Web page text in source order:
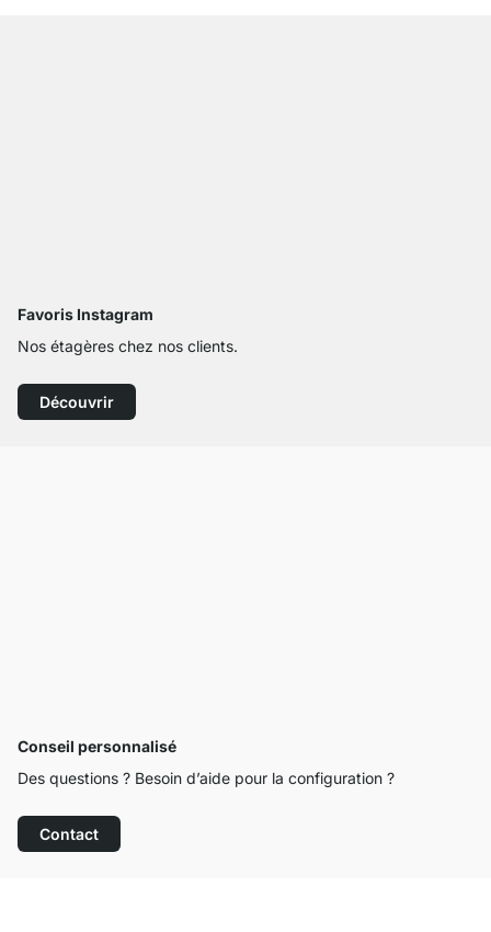
Favoris Instagram
Nos étagères chez nos clients.
Découvrir
Conseil personnalisé
Des questions ? Besoin d’aide pour la configuration ?
Contact